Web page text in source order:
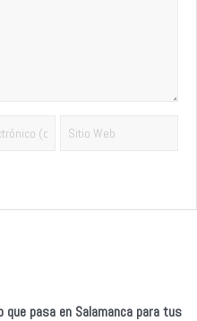
que pasa en Salamanca para tus